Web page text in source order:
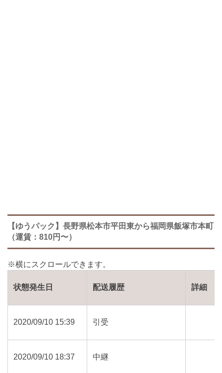
【ゆうパック】長野県松本市平田東から福岡県飯塚市本町
（運賃：810円〜）
状態発生日 配送履歴 詳細
2020/09/10 15:39 引受
2020/09/10 18:37 中継